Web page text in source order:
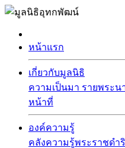
หน้าแรก
เกี่ยวกับมูลนิธิ
ความเป็นมา รายพระ
หน้าที่
องค์ความรู้
คลังความรู้พระราชดำริ